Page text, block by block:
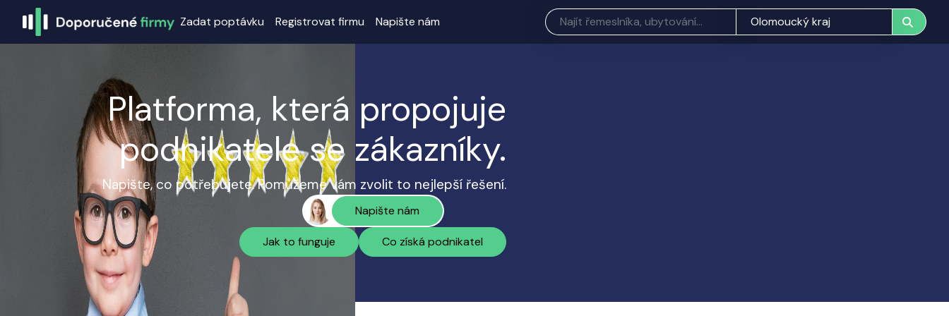
Zadat poptávku Registrovat firmu Napište nám
Platforma, která propojuje
podnikatele se zákazníky.
Napište, co potřebujete. Pomůžeme vám zvolit to nejlepší řešení.
Napište nám
Jak to funguje Co získá podnikatel